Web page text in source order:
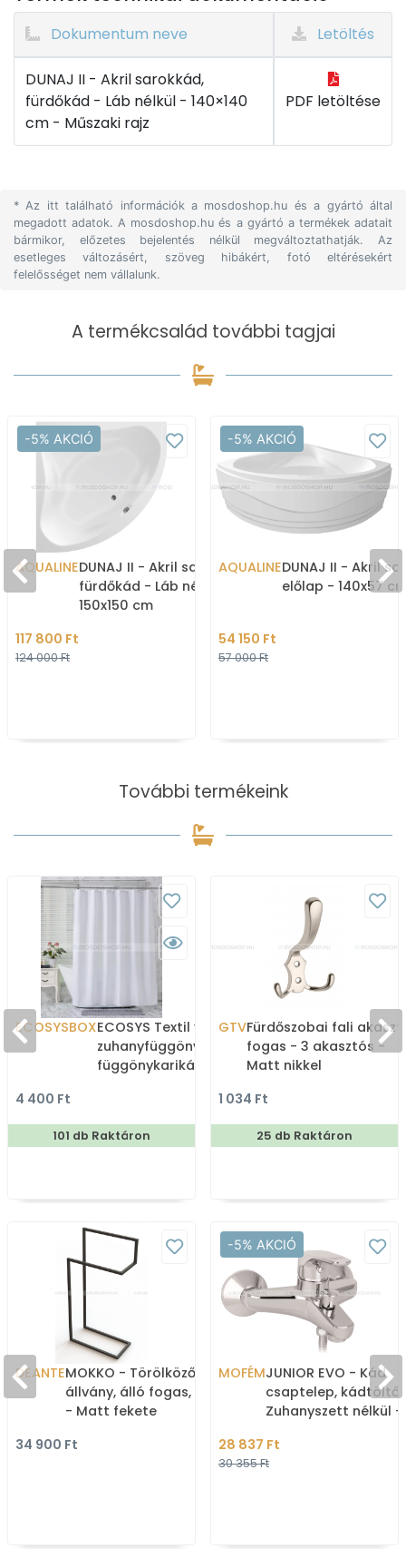
Dokumentum neve Letöltés
DUNAJ II - Akril sarokkád,
fürdőkád - Láb nélkül - 140×140
cm - Műszaki rajz
PDF letöltése
* Az itt található információk a mosdoshop.hu és a gyártó által
megadott adatok. A mosdoshop.hu és a gyártó a termékek adatait
bármikor, előzetes bejelentés nélkül megváltoztathatják. Az
esetleges változásért, szöveg hibákért, fotó eltérésekért
felelősséget nem vállalunk.
A termékcsalád további tagjai
-5% AKCIÓ
AQUALINEDUNAJ II - Akril sarokkád,
fürdőkád - Láb nélkül -
150x150 cm
117 800 Ft
124 000 Ft
-5% AKCIÓ
AQUALINEDUNAJ II - Akril
előlap - 140x57
54 150 Ft
57 000 Ft
További termékeink
ECOSYSBOXECOSYS Textil varrott
zuhanyfüggöny 12db
függönykarikával
Zuhanyfüggöny textil
4 400 Ft
101 db Raktáron
GTVFürdőszobai fali
fogas - 3 akasztós -
Matt nikkel
1 034 Ft
25 db Raktáron
DEANTEMOKKO - Törölközőtartó
állvány, álló fogas, 80cm
- Matt fekete
34 900 Ft
-5% AKCIÓ
MOFÉMJUNIOR EVO - Kád
csaptelep, kádtöltő
Zuhanyszett nélkül -
28 837 Ft
30 355 Ft